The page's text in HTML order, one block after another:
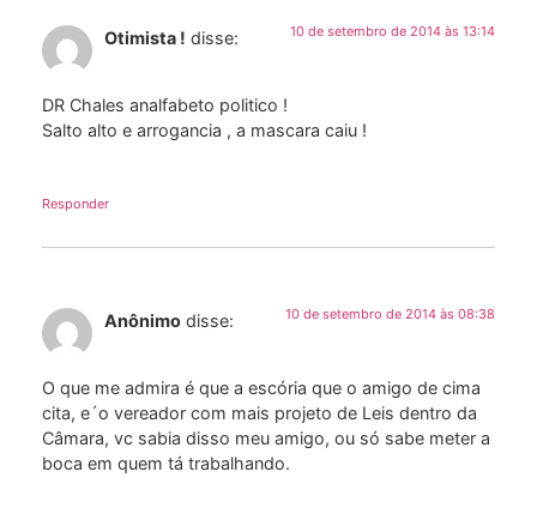
Otimista ! disse: 10 de setembro de 2014 às 13:14
DR Chales analfabeto politico !
Salto alto e arrogancia , a mascara caiu !
Responder
Anônimo disse: 10 de setembro de 2014 às 08:38
O que me admira é que a escória que o amigo de cima
cita, e´o vereador com mais projeto de Leis dentro da
Câmara, vc sabia disso meu amigo, ou só sabe meter a
boca em quem tá trabalhando.